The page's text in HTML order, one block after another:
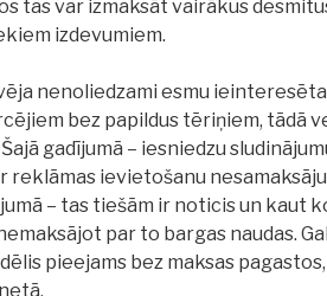
tas var izmaksāt vairākus
izdevumiem.
nenoliedzami esmu
bez papildus tēriņiem, tādā
gadījumā – iesniedzu
reklāmas ievietošanu
– tas tiešām ir noticis un kaut
par to bargas naudas.
pieejams bez maksas